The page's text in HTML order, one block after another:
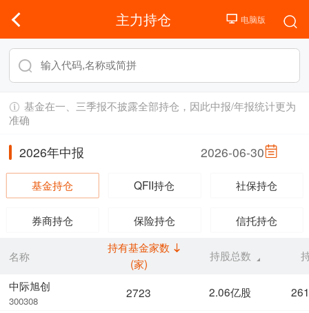
主力持仓
基金在一、三季报不披露全部持仓，因此中报/年报统计更为
准确
2026年中报 2026-06-30
基金持仓 QFII持仓 社保持仓
券商持仓 保险持仓 信托持仓
名称
中际旭创
300308
持有基金家数
(家)
持股总数
2723 2.06亿股